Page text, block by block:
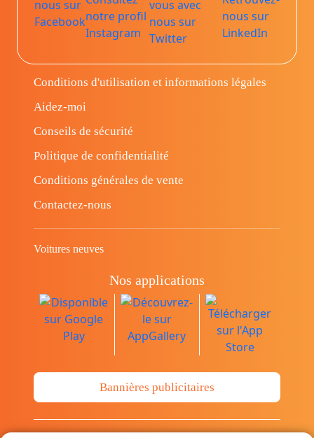
Conditions d'utilisation et informations légales
Aidez-moi
Conseils de sécurité
Politique de confidentialité
Conditions générales de vente
Contactez-nous
Voitures neuves
Nos applications
Bannières publicitaires